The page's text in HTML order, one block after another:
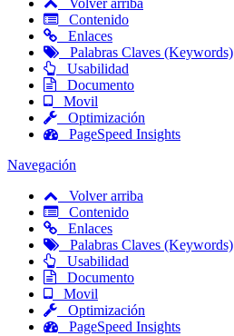
Volver arriba
Contenido
Enlaces
Palabras Claves (Keywords)
Usabilidad
Documento
Movil
Optimización
PageSpeed Insights
Navegación
Volver arriba
Contenido
Enlaces
Palabras Claves (Keywords)
Usabilidad
Documento
Movil
Optimización
PageSpeed Insights